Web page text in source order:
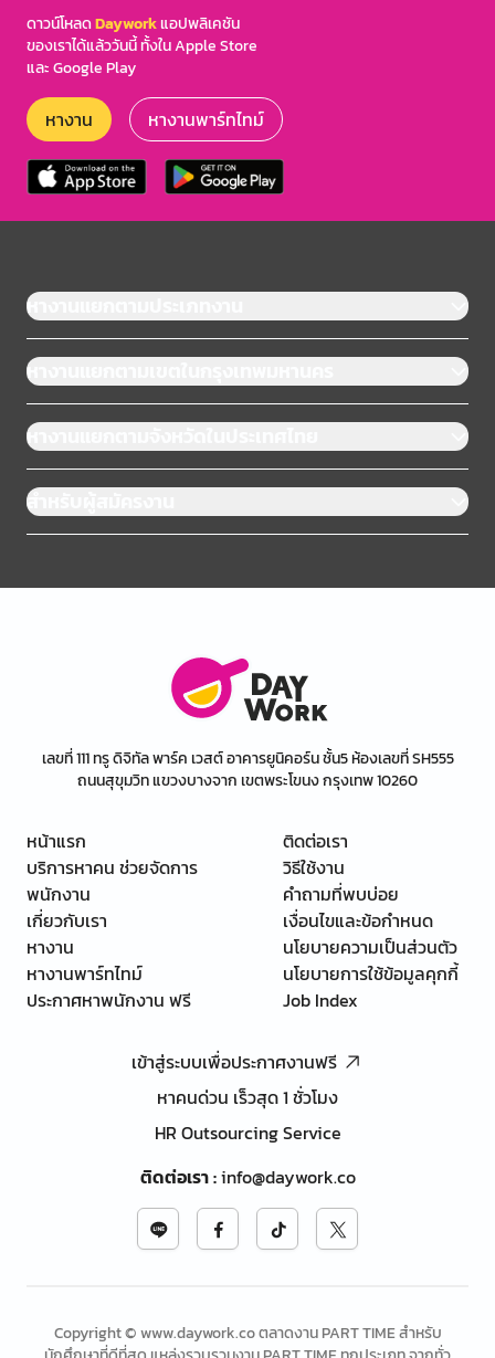
ดาวน์โหลดDayworkแอปพลิเคชัน
ของเราได้แล้ววันนี้ ทั้งใน Apple Store
และ Google Play
หางาน หางานพาร์ทไทม์
หางานแยกตามประเภทงาน
หางานแยกตามเขตในกรุงเทพมหานคร
หางานแยกตามจังหวัดในประเทศไทย
สำหรับผู้สมัครงาน
เลขที่ 111 ทรู ดิจิทัล พาร์ค เวสต์ อาคารยูนิคอร์น ชั้น5 ห้องเลขที่ SH555
ถนนสุขุมวิท แขวงบางจาก เขตพระโขนง กรุงเทพ 10260
หน้าแรก
บริการหาคน ช่วยจัดการ
พนักงาน
เกี่ยวกับเรา
หางาน
หางานพาร์ทไทม์
ประกาศหาพนักงาน ฟรี
ติดต่อเรา
วิธีใช้งาน
คำถามที่พบบ่อย
เงื่อนไขและข้อกำหนด
นโยบายความเป็นส่วนตัว
นโยบายการใช้ข้อมูลคุกกี้
Job Index
เข้าสู่ระบบเพื่อประกาศงานฟรี
หาคนด่วน เร็วสุด 1 ชั่วโมง
HR Outsourcing Service
ติดต่อเรา:info@daywork.co
Copyright © www.daywork.co ตลาดงาน PART TIME สำหรับ